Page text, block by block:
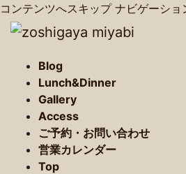
コンテンツへスキップ ナビゲーショ
Blog
Lunch&Dinner
Gallery
Access
ご予約・お問い合わせ
営業カレンダー
Top